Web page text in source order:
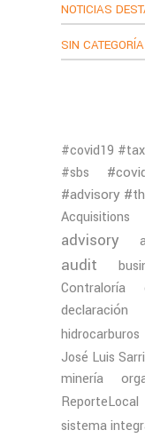
NOTICIAS
SIN CATEGORÍA
#covid19
#sbs
#advisory
Acquisitions
advisory
audit
Contraloría
declaración
hidrocarburos
José Luis
minería
ReporteLocal
sistema